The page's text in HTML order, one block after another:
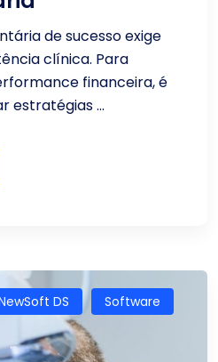
de sucesso exige
clínica. Para
financeira, é
estratégias ...
DS Software